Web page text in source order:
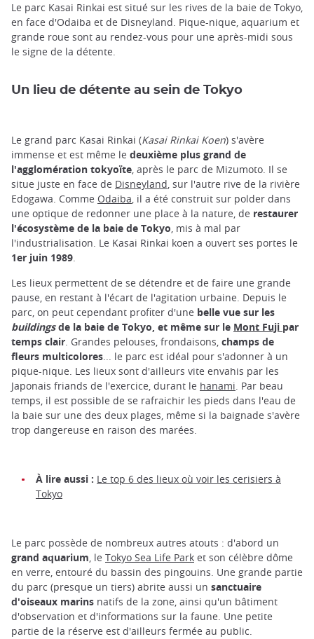
Le parc Kasai Rinkai est situé sur les rives de la baie de Tokyo,
en face d'Odaiba et de Disneyland. Pique-nique, aquarium et
grande roue sont au rendez-vous pour une après-midi sous
le signe de la détente.
Un lieu de détente au sein de Tokyo
Le grand parc Kasai Rinkai (Kasai Rinkai Koen) s'avère
immense et est même le deuxième plus grand de
l'agglomération tokyoïte, après le parc de Mizumoto. Il se
situe juste en face de Disneyland, sur l'autre rive de la rivière
Edogawa. Comme Odaiba, il a été construit sur polder dans
une optique de redonner une place à la nature, de restaurer
l'écosystème de la baie de Tokyo, mis à mal par
l'industrialisation. Le Kasai Rinkai koen a ouvert ses portes le
1er juin 1989.
Les lieux permettent de se détendre et de faire une grande
pause, en restant à l'écart de l'agitation urbaine. Depuis le
parc, on peut cependant profiter d'une belle vue sur les
buildingsde la baie de Tokyo, et même sur le Mont Fuji par
temps clair . Grandes pelouses, frondaisons, champs de
fleurs multicolores ... le parc est idéal pour s'adonner à un
pique-nique. Les lieux sont d'ailleurs vite envahis par les
Japonais friands de l'exercice, durant le hanami . Par beau
temps, il est possible de se rafraichir les pieds dans l'eau de
la baie sur une des deux plages, même si la baignade s'avère
trop dangereuse en raison des marées.
À lire aussi : Le top 6 des lieux où voir les cerisiers à
Tokyo
Le parc possède de nombreux autres atouts : d'abord un
grand aquarium, le Tokyo Sea Life Park et son célèbre dôme
en verre, entouré du bassin des pingouins. Une grande partie
du parc (presque un tiers) abrite aussi un sanctuaire
d'oiseaux marins natifs de la zone, ainsi qu'un bâtiment
d'observation et d'informations sur la faune. Une petite
partie de la réserve est d'ailleurs fermée au public.